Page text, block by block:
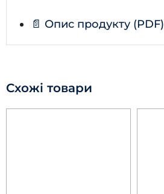
📄 Опис продукту (PDF)
Схожі товари